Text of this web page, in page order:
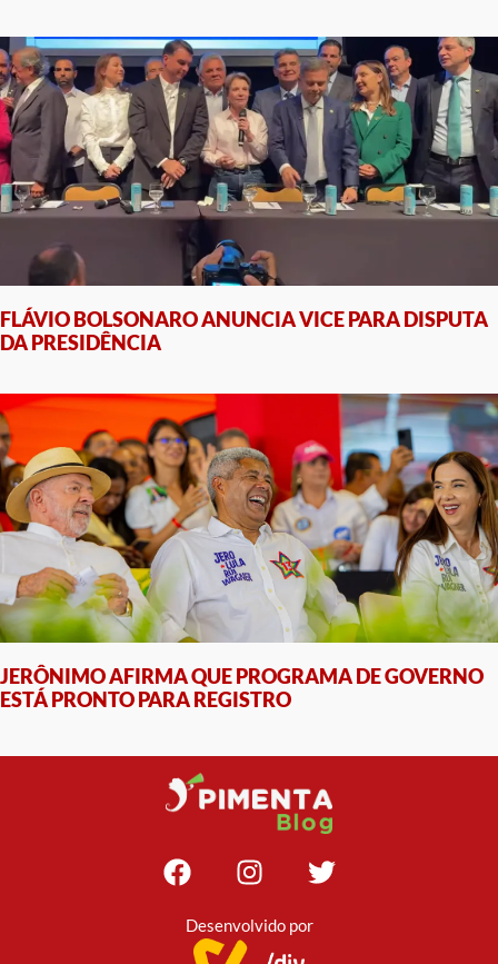
FLÁVIO BOLSONARO ANUNCIA VICE PARA DISPUTA
DA PRESIDÊNCIA
JERÔNIMO AFIRMA QUE PROGRAMA DE GOVERNO
ESTÁ PRONTO PARA REGISTRO
Desenvolvido por